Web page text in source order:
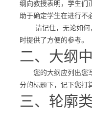
纲向教授表明，学生们
助于确定学生在进行不
请记住，无论如何
时提供了方便的参考。
二、大纲
您的大纲应列出您写
分的标题下，记下您打
三、轮廓